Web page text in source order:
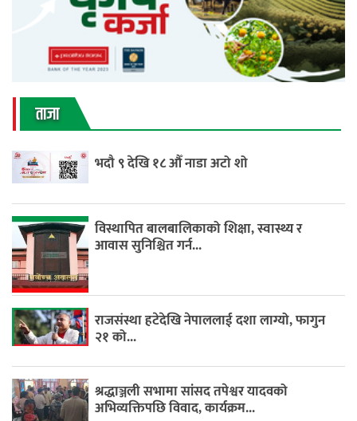
ताजा
भदौ ९ देखि १८ औँ नाडा अटो शो
विस्थापित बालबालिकाको शिक्षा, स्वास्थ्य र
आवास सुनिश्चित गर्न...
राजसंस्था हटेदेखि नेपाललाई दशा लाग्यो, फागुन
२१ को...
श्रद्धाञ्जली सभामा सांसद तपेश्वर यादवको
अभिव्यक्तिपछि विवाद, कार्यक्रम...